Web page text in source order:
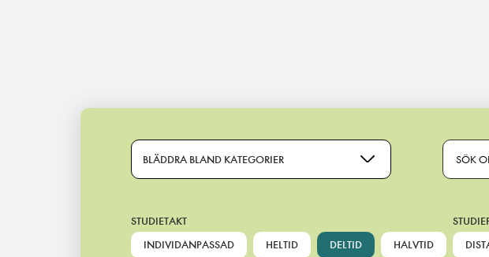
Main Navigation
BLÄDDRA BLAND KATEGORIER SÖK
STUDIETAKT
INDIVIDANPASSAD
HELTID DELTID HALVTID